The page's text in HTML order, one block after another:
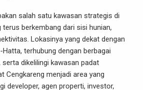
salah satu kawasan strategis di
berkembang dari sisi hunian,
Lokasinya yang dekat dengan
terhubung dengan berbagai
dikelilingi kawasan padat
Cengkareng menjadi area yang
developer, agen properti, investor,